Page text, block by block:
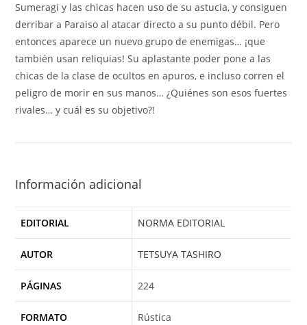
Sumeragi y las chicas hacen uso de su astucia, y consiguen
derribar a Paraiso al atacar directo a su punto débil. Pero
entonces aparece un nuevo grupo de enemigas… ¡que
también usan reliquias! Su aplastante poder pone a las
chicas de la clase de ocultos en apuros, e incluso corren el
peligro de morir en sus manos… ¿Quiénes son esos fuertes
rivales… y cuál es su objetivo?!
Información adicional
EDITORIAL NORMA EDITORIAL
AUTOR TETSUYA TASHIRO
PÁGINAS 224
FORMATO Rústica